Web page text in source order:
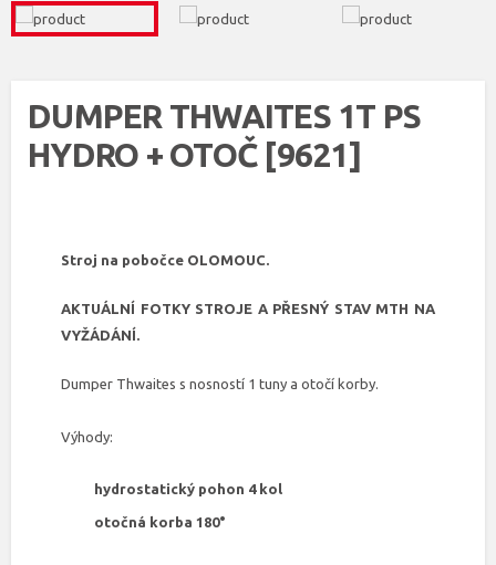
DUMPER THWAITES 1T PS
HYDRO + OTOČ [9621]
Stroj na pobočce OLOMOUC.
AKTUÁLNÍ FOTKY STROJE A PŘESNÝ STAV MTH NA
VYŽÁDÁNÍ.
Dumper Thwaites s nosností 1 tuny a otočí korby.
Výhody:
hydrostatický pohon 4 kol
otočná korba 180°